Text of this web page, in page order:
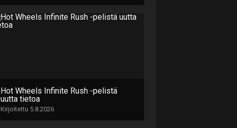
Hot Wheels Infinite Rush -pelistä
uutta tietoa
Kirjoitettu 5.8.2026